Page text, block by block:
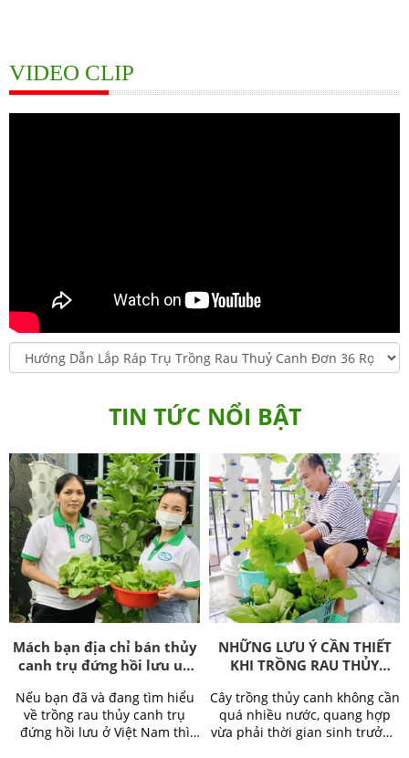
VIDEO CLIP
TIN TỨC NỔI BẬT
Mách bạn địa chỉ bán thủy
canh trụ đứng hồi lưu uy
Nếu bạn đã và đang tìm hiểu
về trồng rau thủy canh trụ
đứng hồi lưu ở Việt Nam thì
NHỮNG LƯU Ý CẦN THIẾT
KHI TRỒNG RAU THỦY
Cây trồng thủy canh không cần
quá nhiều nước, quang hợp
vừa phải thời gian sinh trưởng